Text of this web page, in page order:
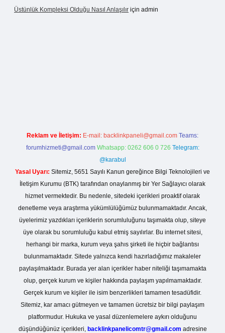
Üstünlük Kompleksi Olduğu Nasıl Anlaşılır için admin
Reklam ve İletişim: E-mail: backlinkpaneli@gmail.com Teams:
forumhizmeti@gmail.com Whatsapp: 0262 606 0 726 Telegram:
@karabul
Yasal Uyarı: Sitemiz, 5651 Sayılı Kanun gereğince Bilgi Teknolojileri ve
İletişim Kurumu (BTK) tarafından onaylanmış bir Yer Sağlayıcı olarak
hizmet vermektedir. Bu nedenle, sitedeki içerikleri proaktif olarak
denetleme veya araştırma yükümlülüğümüz bulunmamaktadır. Ancak,
üyelerimiz yazdıkları içeriklerin sorumluluğunu taşımakta olup, siteye
üye olarak bu sorumluluğu kabul etmiş sayılırlar. Bu internet sitesi,
herhangi bir marka, kurum veya şahıs şirketi ile hiçbir bağlantısı
bulunmamaktadır. Sitede yalnızca kendi hazırladığımız makaleler
paylaşılmaktadır. Burada yer alan içerikler haber niteliği taşımamakta
olup, gerçek kurum ve kişiler hakkında paylaşım yapılmamaktadır.
Gerçek kurum ve kişiler ile isim benzerlikleri tamamen tesadüfidir.
Sitemiz, kar amacı gütmeyen ve tamamen ücretsiz bir bilgi paylaşım
platformudur. Hukuka ve yasal düzenlemelere aykırı olduğunu
düşündüğünüz içerikleri, backlinkpanelicomtr@gmail.com adresine